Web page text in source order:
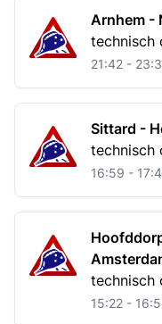
Arnhem -
technisch
21:42 -
Sittard -
technisch
16:59 -
technisch
15:22 -